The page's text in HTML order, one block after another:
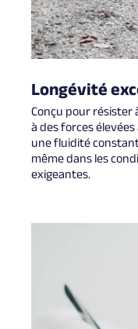
Longévité
Conçu pour
à des forces
une fluidité
même dans les
exigeantes.